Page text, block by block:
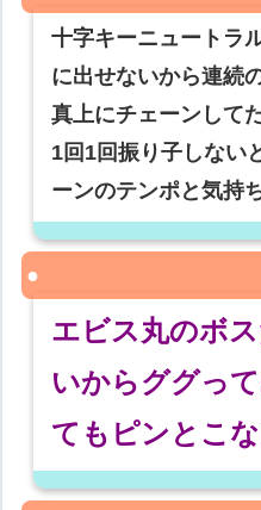
十字キーニュートラ
に出せないから連続
真上にチェーンして
1回1回振り子しない
ーンのテンポと気持
エビス丸のボ
いからググっ
てもピンとこ